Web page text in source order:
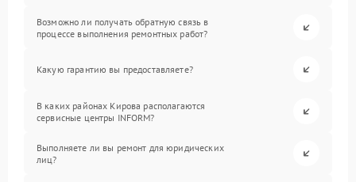
Возможно ли получать обратную связь в
процессе выполнения ремонтных работ?
Какую гарантию вы предоставляете?
В каких районах Кирова располагаются
сервисные центры INFORM?
Выполняете ли вы ремонт для юридических
лиц?